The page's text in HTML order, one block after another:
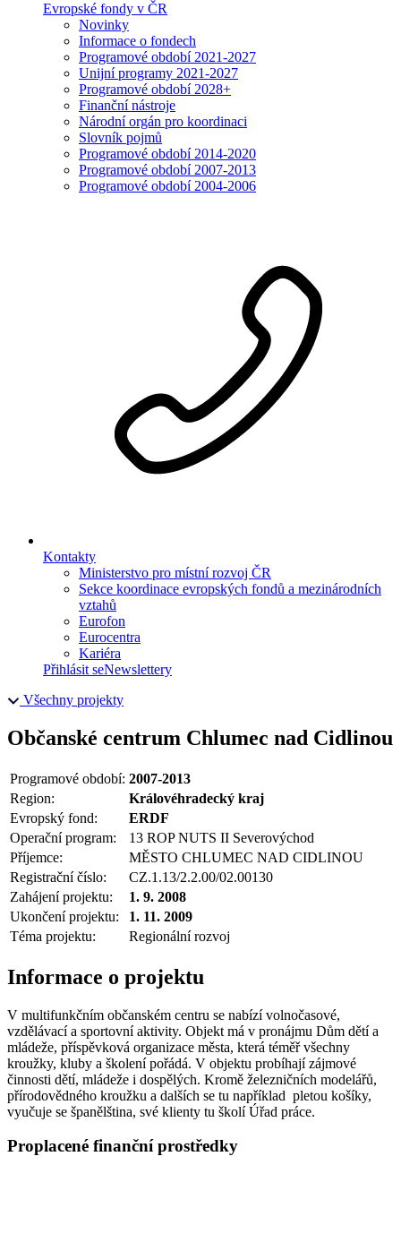
Evropské fondy v ČR
Novinky
Informace o fondech
Programové období 2021-2027
Unijní programy 2021-2027
Programové období 2028+
Finanční nástroje
Národní orgán pro koordinaci
Slovník pojmů
Programové období 2014-2020
Programové období 2007-2013
Programové období 2004-2006
Kontakty
Ministerstvo pro místní rozvoj ČR
Sekce koordinace evropských fondů a mezinárodních
vztahů
Eurofon
Eurocentra
Kariéra
Přihlásit seNewslettery
Všechny projekty
Občanské centrum Chlumec nad Cidlinou
Programové období: 2007-2013
Region:
Královéhradecký kraj
Evropský fond:
ERDF
Operační program:
13 ROP NUTS II Severovýchod
Příjemce:
MĚSTO CHLUMEC NAD CIDLINOU
Registrační číslo:
CZ.1.13/2.2.00/02.00130
Zahájení projektu:
1. 9. 2008
Ukončení projektu:
1. 11. 2009
Téma projektu:
Regionální rozvoj
Informace o projektu
V multifunkčním občanském centru se nabízí volnočasové,
vzdělávací a sportovní aktivity. Objekt má v pronájmu Dům dětí a
mládeže, příspěvková organizace města, která téměř všechny
kroužky, kluby a školení pořádá. V objektu probíhají zájmové
činnosti dětí, mládeže i dospělých. Kromě železničních modelářů,
přírodovědného kroužku a dalších se tu například pletou košíky,
vyučuje se španělština, své klienty tu školí Úřad práce.
Proplacené finanční prostředky